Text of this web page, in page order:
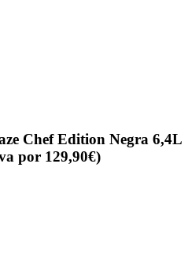
Chef Edition Negra 6,4L
por 129,90€)